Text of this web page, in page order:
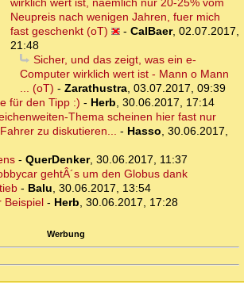
wirklich wert ist, naemlich nur 20-25% vom
Neupreis nach wenigen Jahren, fuer mich
fast geschenkt (oT)
- CalBaer, 02.07.2017,
21:48
Sicher, und das zeigt, was ein e-
Computer wirklich wert ist - Mann o Mann
... (oT) - Zarathustra, 03.07.2017, 09:39
für den Tipp :) - Herb, 30.06.2017, 17:14
Thema scheinen hier fast nur
zu diskutieren... - Hasso, 30.06.2017,
- QuerDenker, 30.06.2017, 11:37
gehtÂ´s um den Globus dank
- Balu, 30.06.2017, 13:54
Beispiel- Herb, 30.06.2017, 17:28
Werbung